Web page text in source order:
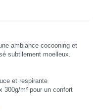
ambiance cocooning et
subtilement moelleux.
et respirante
300g/m² pour un confort